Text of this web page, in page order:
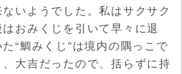
ないようでした。私はサクサク
おみくじを引いて早々に退
“鯛みくじ”は境内の隅っこで
、大吉だったので、括らずに持